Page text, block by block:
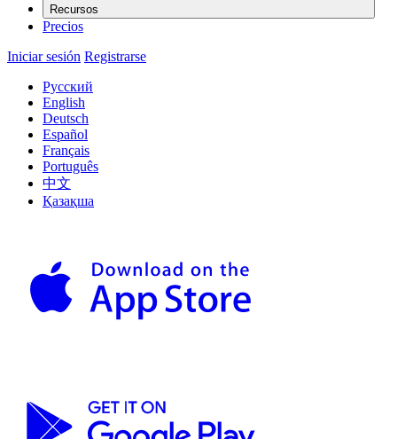
Recursos
Precios
Iniciar sesión Registrarse
Русский
English
Deutsch
Español
Français
Português
中文
Қазақша